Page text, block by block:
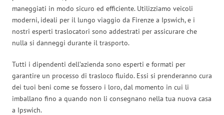
maneggiati in modo sicuro ed efficiente. Utilizziamo veicoli
moderni, ideali per il lungo viaggio da Firenze a Ipswich, e i
nostri esperti traslocatori sono addestrati per assicurare che
nulla si danneggi durante il trasporto.
Tutti i dipendenti dell’azienda sono esperti e formati per
garantire un processo di trasloco fluido. Essi si prenderanno cura
dei tuoi beni come se fossero i loro, dal momento in cui li
imballano fino a quando non li consegnano nella tua nuova casa
a Ipswich.